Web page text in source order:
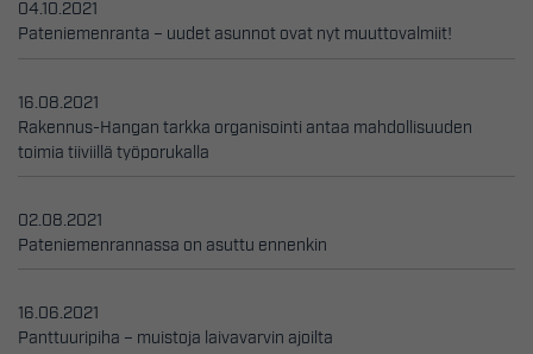
04.10.2021
Pateniemenranta – uudet asunnot ovat nyt muuttovalmiit!
16.08.2021
Rakennus-Hangan tarkka organisointi antaa mahdollisuuden
toimia tiiviillä työporukalla
02.08.2021
Pateniemenrannassa on asuttu ennenkin
16.06.2021
Panttuuripiha – muistoja laivavarvin ajoilta